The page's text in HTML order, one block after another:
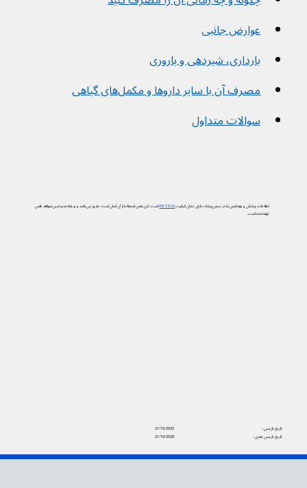
عوارض جانبی
بارداری، شیردهی و باروری
مصرف آن با سایر داروها و مکمل‌های گیاهی
سوالات متداول
اطلاعات پزشکی و بهداشتی ما در دیجی‌پزشک دارای نشان کیفیتPIF TICKاست. این یعنی استفاده از آن آسان است، به‌روز می‌باشد و بر پایه جدیدترین شواهد علمی
تهیه شده است.
21/10/2025
تاریخ بازبینی:
21/10/2028
تاریخ بازبینی بعدی: